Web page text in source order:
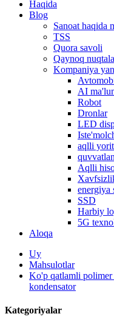
Haqida
Blog
Sanoat haqida
TSS
Quora savoli
Qaynoq
Kompaniya
AI
Robot
Dronlar
LED
aqlli
Aqlli
energiya
SSD
Harbiy
5G
Aloqa
Uy
Mahsulotlar
Ko'p qatlamli
kondensator
Kategoriyalar